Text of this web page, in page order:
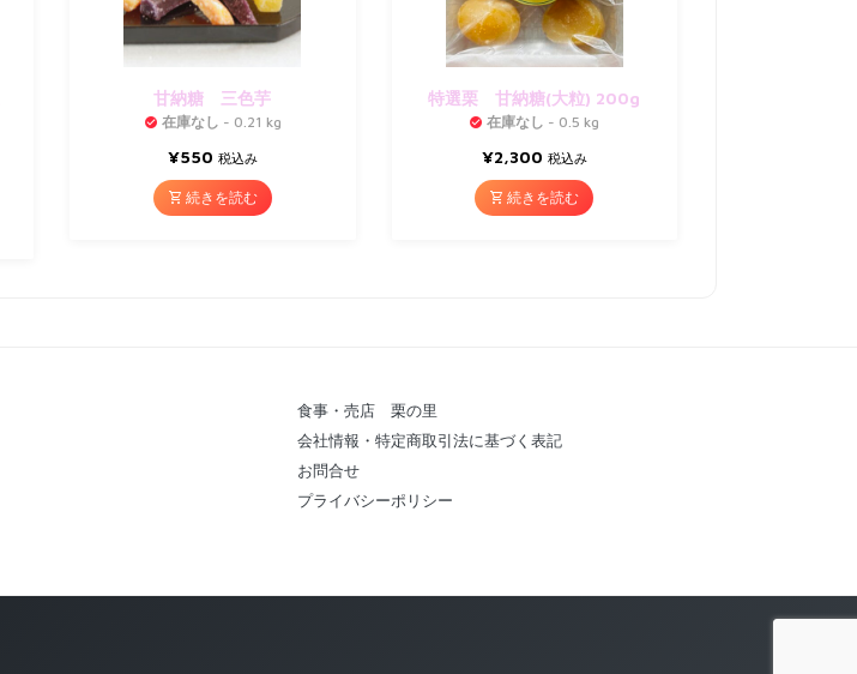
甘納糖 三色芋
在庫なし - 0.21 kg
¥550 税込み
続きを読む
特選栗 甘納糖(大粒) 200g
在庫なし - 0.5 kg
¥2,300 税込み
続きを読む
食事・売店 栗の里
会社情報・特定商取引法に基づく表記
お問合せ
プライバシーポリシー